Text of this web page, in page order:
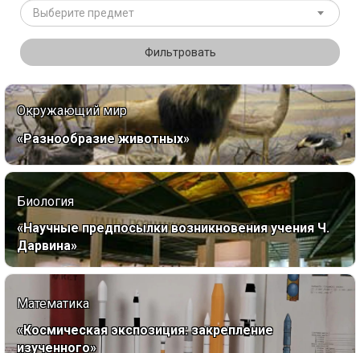
Выберите предмет
Фильтровать
Окружающий мир
«Разнообразие животных»
Биология
«Научные предпосылки возникновения учения Ч.
Дарвина»
Математика
«Космическая экспозиция: закрепление
изученного»